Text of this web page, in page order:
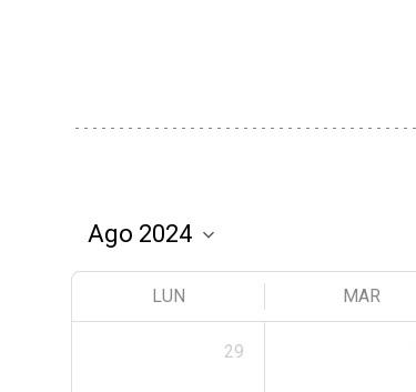
LUN MAR
29